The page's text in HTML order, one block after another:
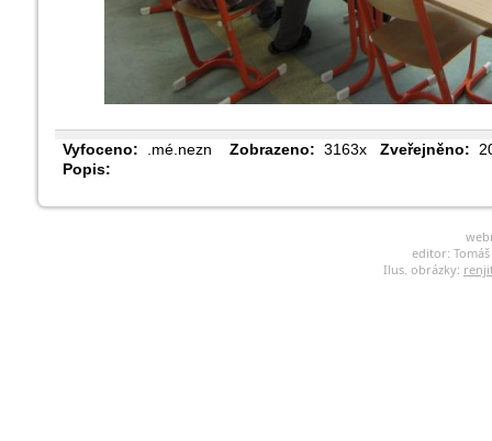
Vyfoceno: .mé.nezn Zobrazeno: 3163x Zveřejněno:
Popis:
editor:
Ilus. obrázky: